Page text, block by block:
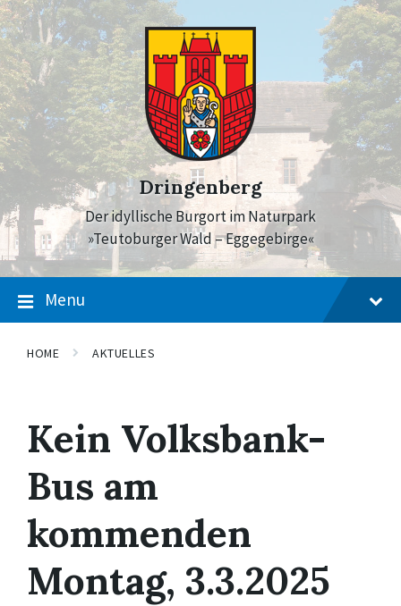
Skip
to
content
Skip
to
main
navigation
Skip
to
footer
Dringenberg
Der idyllische Burgort im Naturpark
»Teutoburger Wald – Eggegebirge«
Menu
HOME AKTUELLES
Kein Volksbank-
Bus am
kommenden
Montag, 3.3.2025